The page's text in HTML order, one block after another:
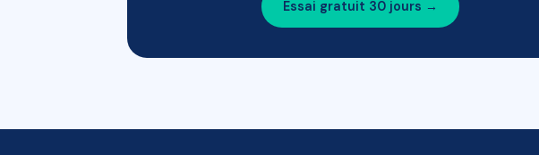
Essai gratuit 30 jours →